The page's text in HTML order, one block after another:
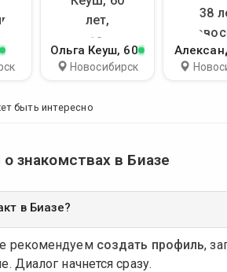
Ольга Кеуш, 60
Новосибирск
быть интересно
знакомствах в Биазе
в Биазе?
рекомендуем создать профиль,
Диалог начнется сразу.